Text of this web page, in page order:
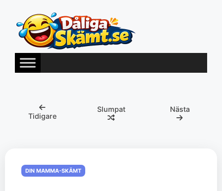
innehåll
Tidigare
Slumpat Nästa
DIN MAMMA-SKÄMT